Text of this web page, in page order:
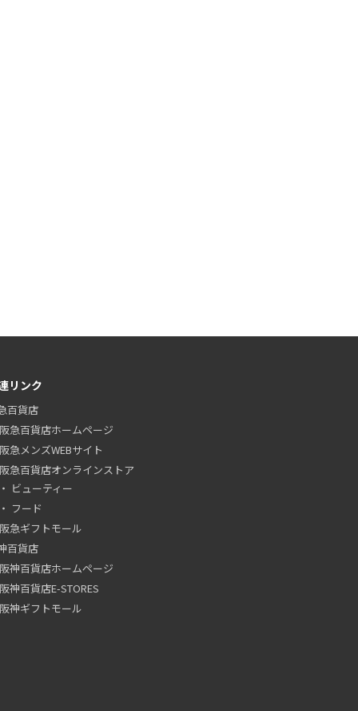
リンク
百貨店
阪急百貨店ホームページ
阪急メンズWEBサイト
阪急百貨店オンラインストア
ビューティー
フード
阪急ギフトモール
百貨店
阪神百貨店ホームページ
阪神百貨店E-STORES
阪神ギフトモール